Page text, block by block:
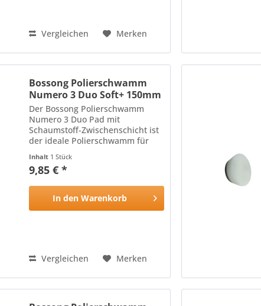
Vergleichen Merken
Bossong Polierschwamm
Numero 3 Duo Soft+ 150mm
Der Bossong Polierschwamm
Numero 3 Duo Pad mit
Schaumstoff-Zwischenschicht ist
der ideale Polierschwamm für
hitzebeständige Oberfläche des
Polierschwamms mit
wird durch die...
Inhalt 1 Stück
9,85 € *
In den Warenkorb
Vergleichen Merken